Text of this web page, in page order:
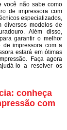
você não sabe como
de impressora com
especializados,
diversos modelos de
Além disso,
garantir o melhor
de impressora com a
estará em ótimas
Faça agora
lo a resolver os
conheça
com